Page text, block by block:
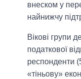
внеском у
найнижчу
Вікові групи
податкової
респонденти
«тіньову»